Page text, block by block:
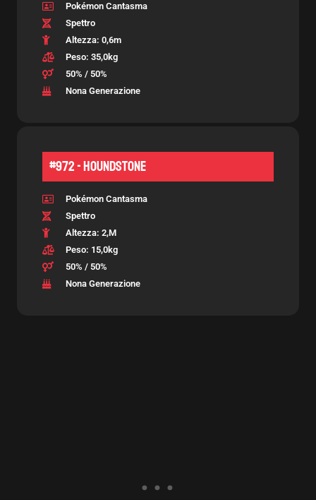
Pokémon Cantasma
Spettro
Altezza: 0,6m
Peso: 35,0kg
50% / 50%
Nona Generazione
#972 - Houndstone
Pokémon Cantasma
Spettro
Altezza: 2,m
Peso: 15,0kg
50% / 50%
Nona Generazione